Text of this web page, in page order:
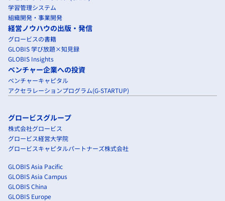
学習管理システム
組織開発・事業開発
経営ノウハウの出版・発信
グロービスの書籍
GLOBIS 学び放題×知見録
GLOBIS Insights
ベンチャー企業への投資
ベンチャーキャピタル
アクセラレーションプログラム(G-STARTUP)
グロービスグループ
株式会社グロービス
グロービス経営大学院
グロービスキャピタルパートナーズ株式会社
GLOBIS Asia Pacific
GLOBIS Asia Campus
GLOBIS China
GLOBIS Europe